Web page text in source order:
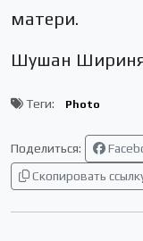
матери.
Шушан
Теги: Photo
Поделиться:
Скопировать